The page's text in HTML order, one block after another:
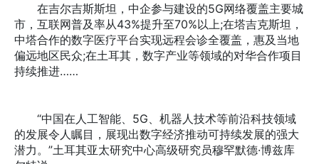
在吉尔吉斯斯坦，中企参与建设的5G网络覆盖主要城
市，互联网普及率从43%提升至70%以上;在塔吉克斯坦，
中塔合作的数字医疗平台实现远程会诊全覆盖，惠及当地
偏远地区民众;在土耳其，数字产业等领域的对华合作项目
持续推进……
“中国在人工智能、5G、机器人技术等前沿科技领域
的发展令人瞩目，展现出数字经济推动可持续发展的强大
潜力。”土耳其亚太研究中心高级研究员穆罕默德·博兹库